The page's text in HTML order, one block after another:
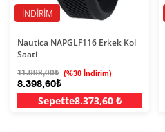
İNDIRIM
Sepette8.373,60 ₺
Nautica NAPGLF116 Erkek Kol
Saati
11.998,00₺ (%30 İndirim)
8.398,60₺